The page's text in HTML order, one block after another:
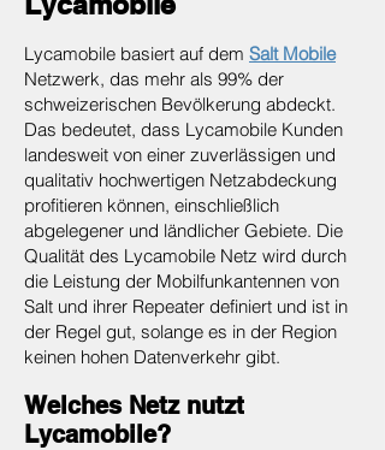
Lycamobile basiert auf dem Salt Mobile
Netzwerk, das mehr als 99% der
schweizerischen Bevölkerung abdeckt.
Das bedeutet, dass Lycamobile Kunden
landesweit von einer zuverlässigen und
qualitativ hochwertigen Netzabdeckung
profitieren können, einschließlich
abgelegener und ländlicher Gebiete. Die
Qualität des Lycamobile Netz wird durch
die Leistung der Mobilfunkantennen von
Salt und ihrer Repeater definiert und ist in
der Regel gut, solange es in der Region
keinen hohen Datenverkehr gibt.
Welches Netz nutzt
Lycamobile?